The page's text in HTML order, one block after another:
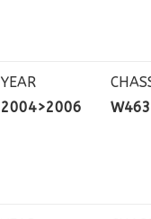
YEAR
2004>2006
W463